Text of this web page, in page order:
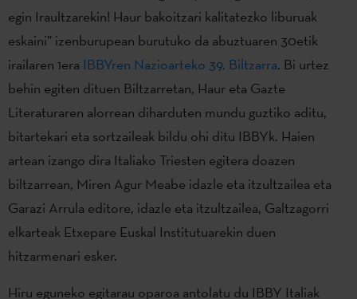
egin Iraultzarekin! Haur bakoitzari kalitatezko liburuak
eskaini” izenburupean burutuko da abuztuaren 30etik
irailaren 1era IBBYren Nazioarteko 39. Biltzarra. Bi urtez
behin egiten dituen Biltzarretan, Haur eta Gazte
Literaturaren alorrean diharduten mundu guztiko aditu,
bitartekari eta sortzaileak bildu ohi ditu IBBYk. Haien
artean izango dira Italiako Triesten egitera doazen
biltzarrean, Miren Agur Meabe idazle eta itzultzailea eta
Garazi Arrula editore, idazle eta itzultzailea, Galtzagorri
elkarteak Etxepare Euskal Institutuarekin duen
hitzarmenari esker.
Hiru eguneko egitarau oparoa antolatu du IBBY Italiak